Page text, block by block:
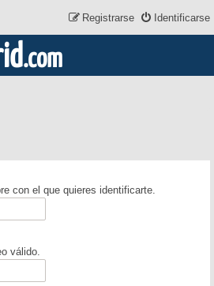
Identificarse
Registrarse
.com
con el que quieres identificarte.
válido.